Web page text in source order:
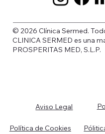
© 2026 Clínica Sermed.
CLINICA SERMED es una
PROSPERITAS MED, S.L.P.
Aviso Legal
Política de Cookies